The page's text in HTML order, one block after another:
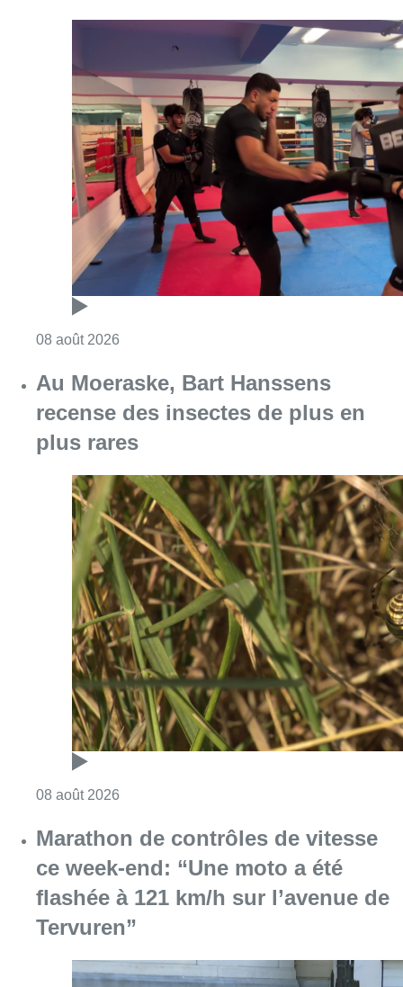
08 août 2026
Au Moeraske, Bart Hanssens
recense des insectes de plus en
plus rares
08 août 2026
Marathon de contrôles de vitesse
ce week-end: “Une moto a été
flashée à 121 km/h sur l’avenue de
Tervuren”